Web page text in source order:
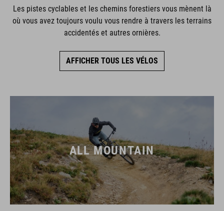
Les pistes cyclables et les chemins forestiers vous mènent là
où vous avez toujours voulu vous rendre à travers les terrains
accidentés et autres ornières.
AFFICHER TOUS LES VÉLOS
ALL MOUNTAIN